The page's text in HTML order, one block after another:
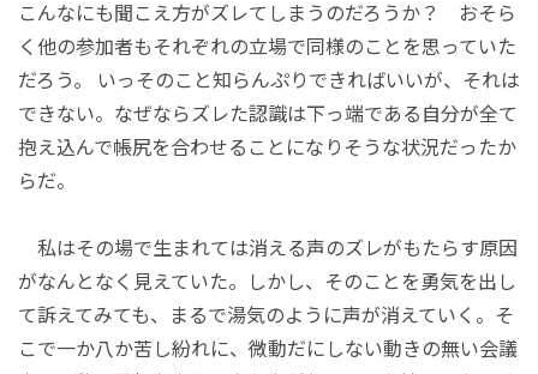
こんなにも聞こえ方がズレてしまうのだろうか？ おそら
く他の参加者もそれぞれの立場で同様のことを思っていた
だろう。 いっそのこと知らんぷりできればいいが、それは
できない。なぜならズレた認識は下っ端である自分が全て
抱え込んで帳尻を合わせることになりそうな状況だったか
らだ。
私はその場で生まれては消える声のズレがもたらす原因
がなんとなく見えていた。しかし、そのことを勇気を出し
て訴えてみても、まるで湯気のように声が消えていく。そ
こで一か八か苦し紛れに、微動だにしない動きの無い会議